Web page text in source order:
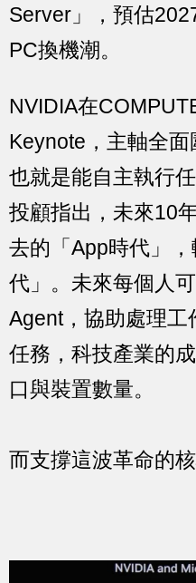
Server」，預估
PC換機潮。
NVIDIA在
Keynote，主軸全面
也就是能自主執行
投顧指出，未來10
去的「App時代」
代」。未來每個人
Agent，協助處理
任務，科技產業的
口與裝置數量。
而支撐這波革命的